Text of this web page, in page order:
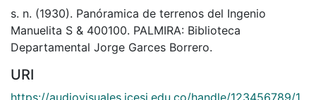
s. n. (1930). Panóramica de terrenos del Ingenio
Manuelita S & 400100. PALMIRA: Biblioteca
Departamental Jorge Garces Borrero.
URI
https://audiovisuales.icesi.edu.co/handle/123456789/1